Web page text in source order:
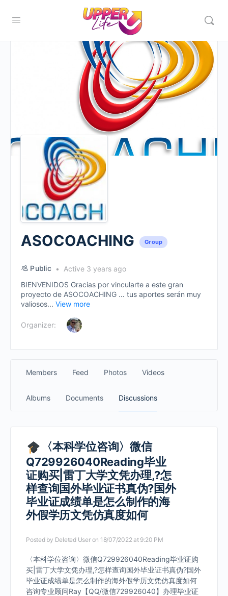
ASOCOACHING Group
Public
Active 3 years ago
BIENVENIDOS Gracias por vincularte a este gran
proyecto de ASOCOACHING … tus aportes serán muy
valiosos... View more
Organizer:
Members Feed Photos Videos
Albums Documents Discussions
〈本科学位咨询〉微信
Q729926040Reading毕业
证购买|雷丁大学文凭办理,?怎
样查询国外毕业证书真伪?国外
毕业证成绩单是怎么制作的海
外假学历文凭仿真度如何
Posted by Deleted User on 18/07/2022 at 9:20 PM
〈本科学位咨询〉微信Q729926040Reading毕业证购
买|雷丁大学文凭办理,?怎样查询国外毕业证书真伪?国外
毕业证成绩单是怎么制作的海外假学历文凭仿真度如何
咨询专业顾问Ray【QQ/微信729926040】办理毕业证